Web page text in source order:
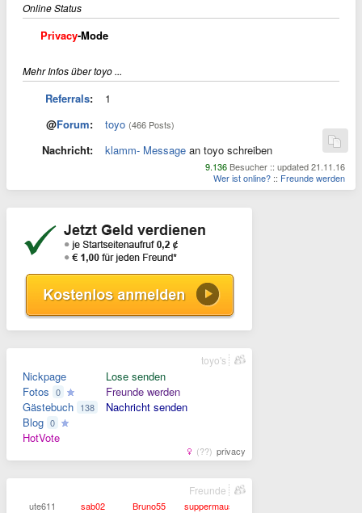
Online Status
Privacy-Mode
Mehr Infos über toyo ...
Referrals:
1
@Forum: toyo (466 Posts)
Nachricht: klamm- Message an toyo schreiben
9.136 Besucher :: updated 21.11.16
Wer ist online? :: Freunde werden
Nickpage
Fotos 0
Gästebuch 138
Blog 0
HotVote
Lose senden
Freunde werden
Nachricht senden
(??) privacy
toyo's
ute611 sab02 Bruno55 suppermaus
Freunde